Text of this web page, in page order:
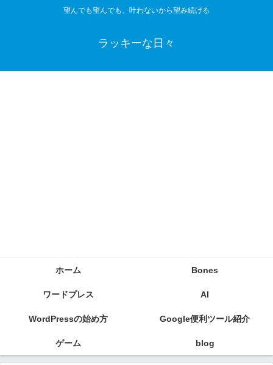
望んでも望んでも、叶わないから望み続ける
ラッキーな日々
ホーム Bones
ワードプレス AI
WordPressの始め方 Google便利ツール紹介
ゲーム blog